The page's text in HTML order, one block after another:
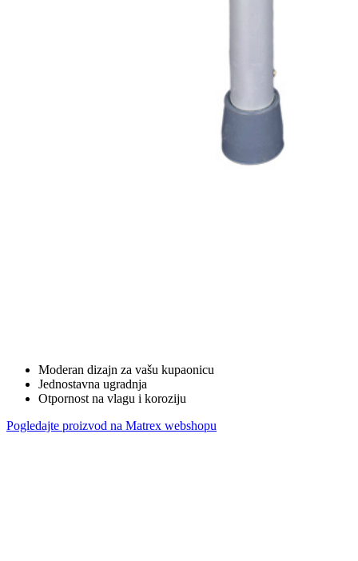
Moderan dizajn za vašu kupaonicu
Jednostavna ugradnja
Otpornost na vlagu i koroziju
Pogledajte proizvod na Matrex webshopu